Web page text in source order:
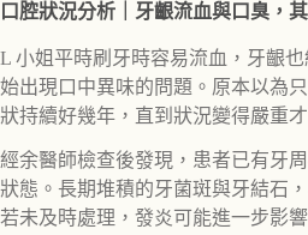
口腔狀況分析｜牙齦流血與口臭，
L 小姐平時刷牙時容易流血，牙齦
始出現口中異味的問題。原本以為
狀持續好幾年，直到狀況變得嚴重
經余醫師檢查後發現，患者已有牙
狀態。長期堆積的牙菌斑與牙結石
若未及時處理，發炎可能進一步影